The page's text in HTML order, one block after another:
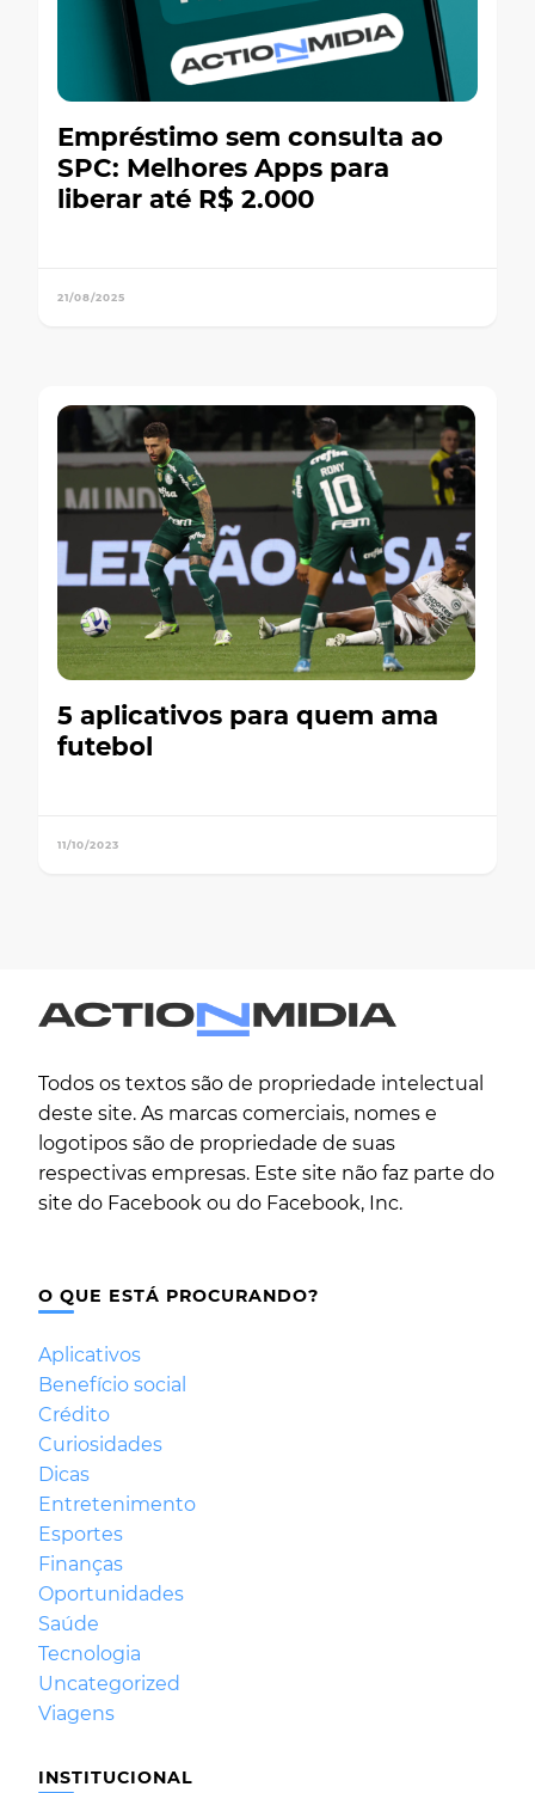
Empréstimo sem consulta ao
SPC: Melhores Apps para
liberar até R$ 2.000
21/08/2025
5 aplicativos para quem ama
futebol
11/10/2023
Todos os textos são de propriedade intelectual
deste site. As marcas comerciais, nomes e
logotipos são de propriedade de suas
respectivas empresas. Este site não faz parte do
site do Facebook ou do Facebook, Inc.
O QUE ESTÁ PROCURANDO?
Aplicativos
Benefício social
Crédito
Curiosidades
Dicas
Entretenimento
Esportes
Finanças
Oportunidades
Saúde
Tecnologia
Uncategorized
Viagens
INSTITUCIONAL